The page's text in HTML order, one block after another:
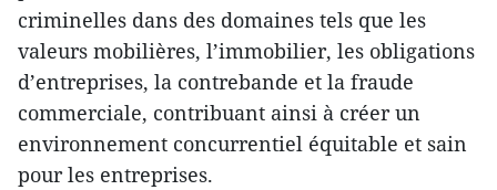
criminelles dans des domaines tels que les
valeurs mobilières, l’immobilier, les obligations
d’entreprises, la contrebande et la fraude
commerciale, contribuant ainsi à créer un
environnement concurrentiel équitable et sain
pour les entreprises.